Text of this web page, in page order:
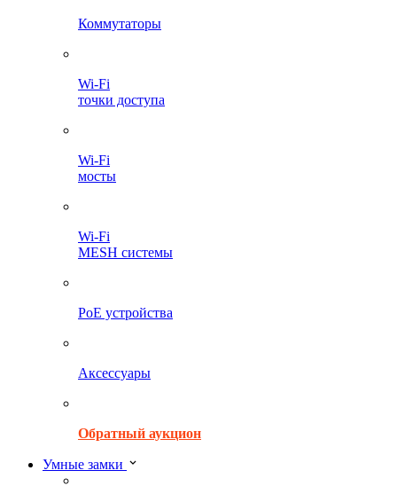
Коммутаторы
Wi-Fi
точки доступа
Wi-Fi
мосты
Wi-Fi
MESH системы
PoE устройства
Аксессуары
Обратный аукцион
Умные замки